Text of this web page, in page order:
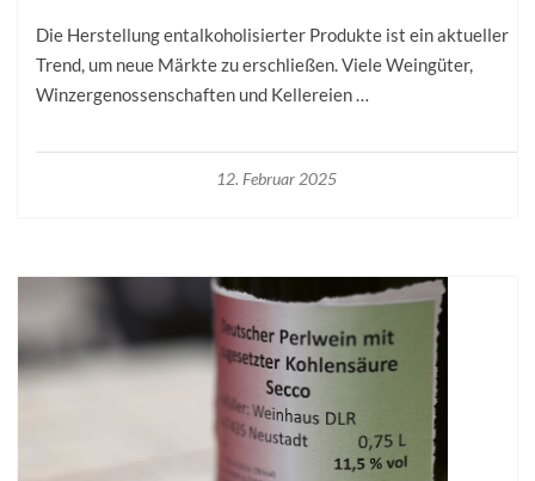
Die Herstellung entalkoholisierter Produkte ist ein aktueller
Trend, um neue Märkte zu erschließen. Viele Weingüter,
Winzergenossenschaften und Kellereien …
12. Februar 2025